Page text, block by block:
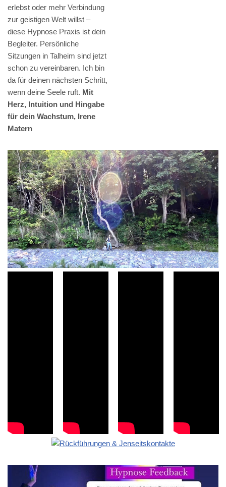
erlebst oder mehr Verbindung
zur geistigen Welt willst –
diese Hypnose Praxis ist dein
Begleiter. Persönliche
Sitzungen in Talheim sind jetzt
schon zu vereinbaren. Ich bin
da für deinen nächsten Schritt,
wenn deine Seele ruft. Mit
Herz, Intuition und Hingabe
für dein Wachstum, Irene
Matern